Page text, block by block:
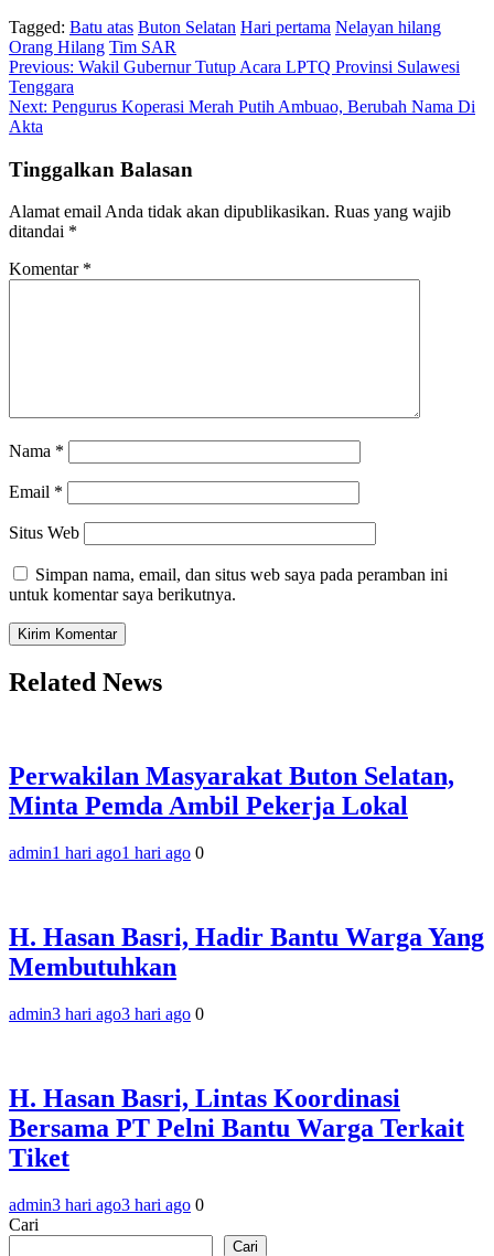
Tagged: Batu atas Buton Selatan Hari pertama Nelayan hilang
Orang Hilang Tim SAR
Navigasi
pos
Previous: Wakil Gubernur Tutup Acara LPTQ Provinsi Sulawesi
Tenggara
Next: Pengurus Koperasi Merah Putih Ambuao, Berubah Nama Di
Akta
Tinggalkan Balasan
Alamat email Anda tidak akan dipublikasikan. Ruas yang wajib
ditandai *
Komentar *
Nama *
Email *
Situs Web
Simpan nama, email, dan situs web saya pada peramban ini
untuk komentar saya berikutnya.
Related News
Perwakilan Masyarakat Buton Selatan,
Minta Pemda Ambil Pekerja Lokal
admin1 hari ago1 hari ago 0
H. Hasan Basri, Hadir Bantu Warga Yang
Membutuhkan
admin3 hari ago3 hari ago 0
H. Hasan Basri, Lintas Koordinasi
Bersama PT Pelni Bantu Warga Terkait
Tiket
admin3 hari ago3 hari ago 0
Cari
Cari